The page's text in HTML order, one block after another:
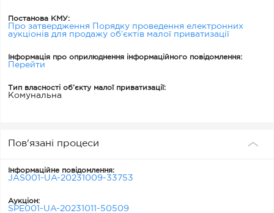
Постанова КМУ:
Про затвердження Порядку проведення електронних
аукціонів для продажу об’єктів малої приватизації
Інформація про оприлюднення інформаційного повідомлення:
Перейти
Тип власності об’єкту малої приватизації:
Комунальна
Пов'язані процеси
Інформаційне повідомлення:
JAS001-UA-20231009-33753
Аукціон:
SPE001-UA-20231011-50509